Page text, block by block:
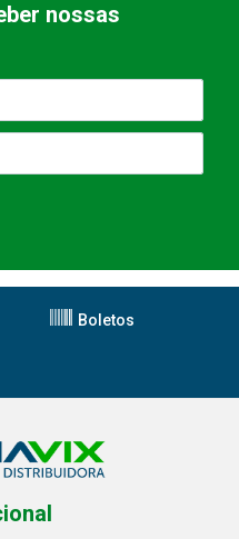
nossas
Boletos